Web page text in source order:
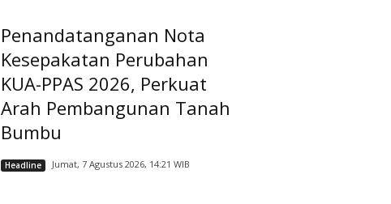
Penandatanganan Nota
Kesepakatan Perubahan
KUA-PPAS 2026, Perkuat
Arah Pembangunan Tanah
Bumbu
Headline Jumat, 7 Agustus 2026, 14:21 WIB